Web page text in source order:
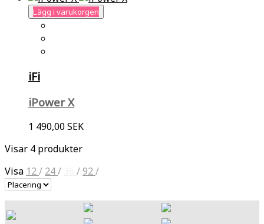
Lägg i varukorgen
iFi
iPower X
1 490,00 SEK
Visar 4 produkter
Visa 12/ 24/ /92/